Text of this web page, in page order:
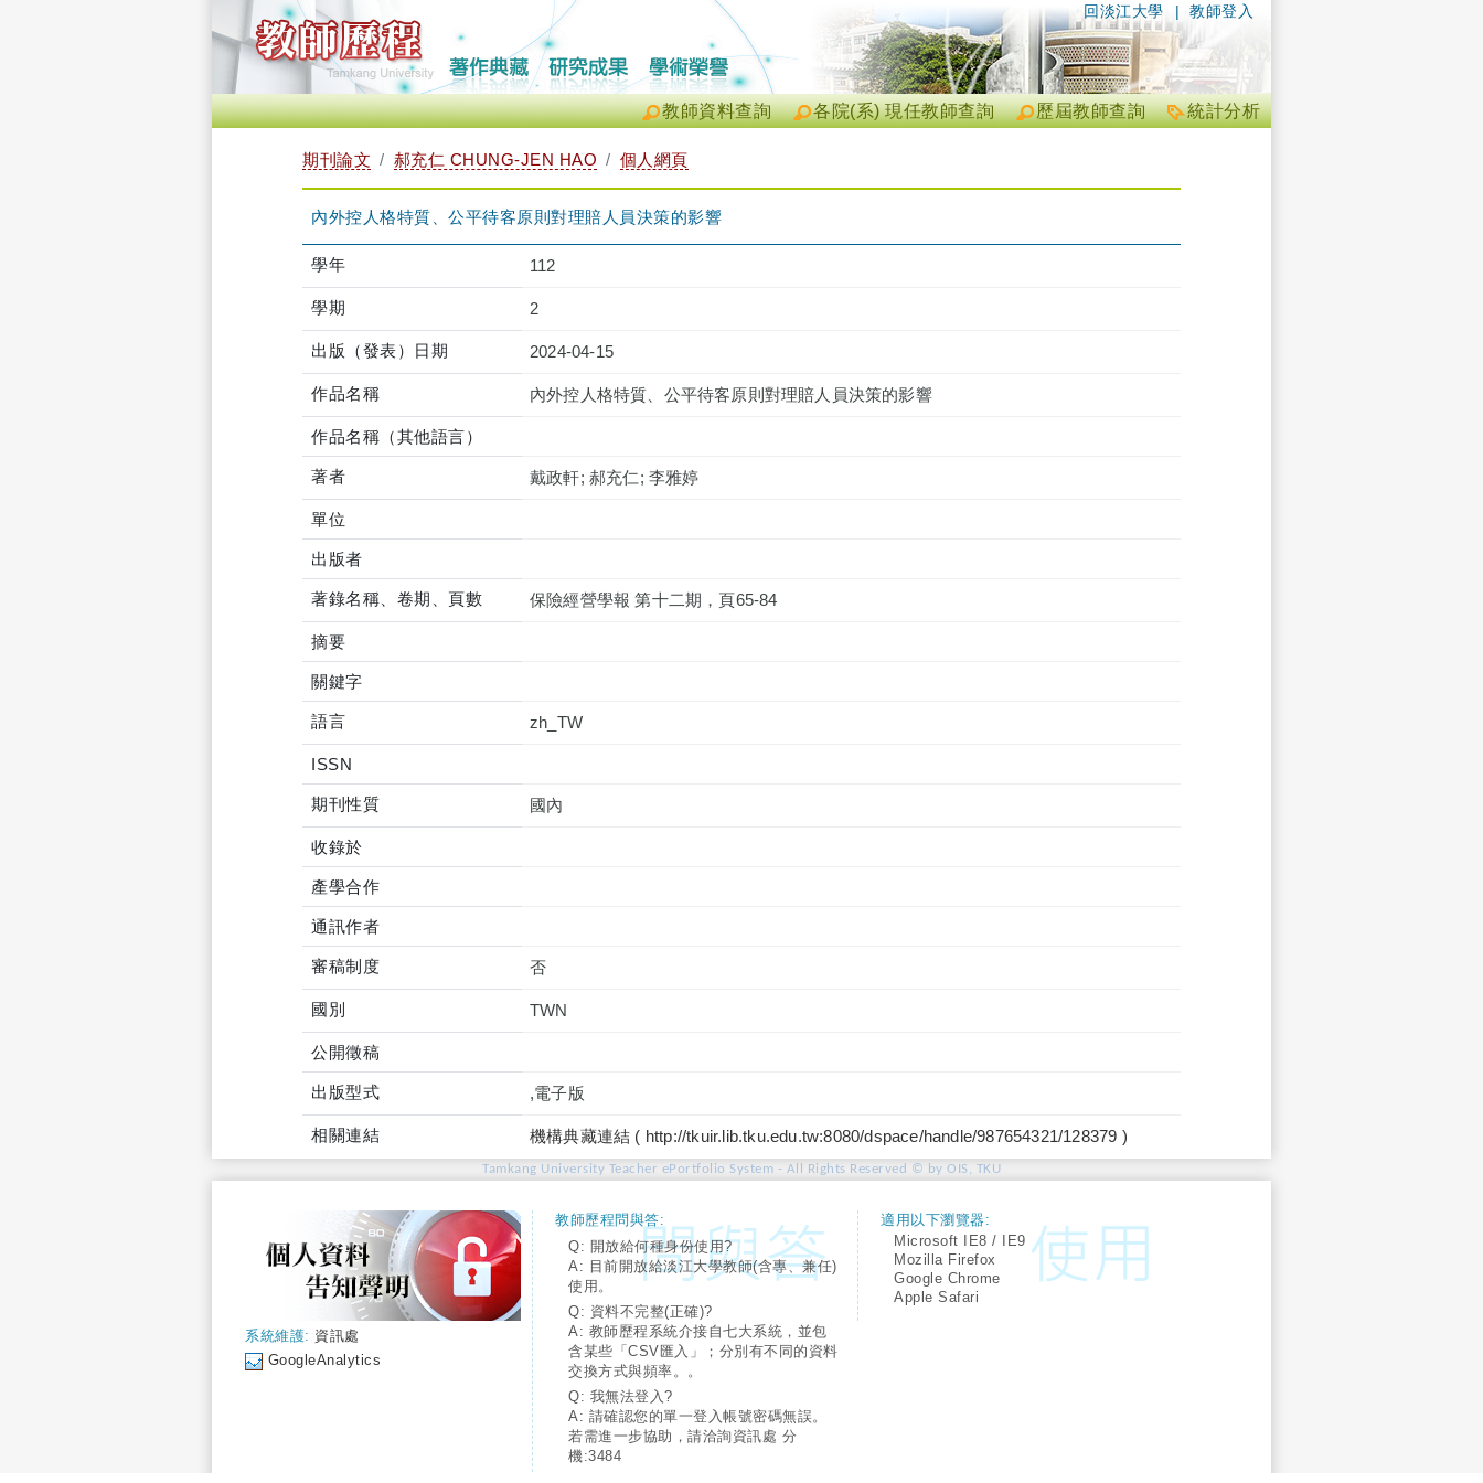
| 教師登入
回淡江大學
統計分析
歷屆教師查詢
各院(系) 現任教師查詢
教師資料查詢
期刊論文 郝充仁 CHUNG-JEN HAO 個人網頁
內外控人格特質、公平待客原則對理賠人員決策的影響
學年 112
學期 2
出版（發表）日期 2024-04-15
作品名稱 內外控人格特質、公平待客原則對理賠人員決策的影響
作品名稱（其他語言）
著者 戴政軒; 郝充仁; 李雅婷
單位
出版者
著錄名稱、卷期、頁數 保險經營學報 第十二期，頁65-84
摘要
關鍵字
語言 zh_TW
ISSN
期刊性質 國內
收錄於
產學合作
通訊作者
審稿制度 否
國別 TWN
公開徵稿
出版型式 ,電子版
相關連結 機構典藏連結 ( http://tkuir.lib.tku.edu.tw:8080/dspace/handle/987654321/128379 )
Tamkang University Teacher ePortfolio System - All Rights Reserved © by OIS, TKU
系統維護: 資訊處
GoogleAnalytics
教師歷程問與答:
Q: 開放給何種身份使用?
A: 目前開放給淡江大學教師(含專、兼任)
使用。
Q: 資料不完整(正確)?
A: 教師歷程系統介接自七大系統，並包
含某些「CSV匯入」；分別有不同的資料
交換方式與頻率。。
Q: 我無法登入?
A: 請確認您的單一登入帳號密碼無誤。
若需進一步協助，請洽詢資訊處 分
機:3484
適用以下瀏覽器:
Microsoft IE8 / IE9
Mozilla Firefox
Google Chrome
Apple Safari